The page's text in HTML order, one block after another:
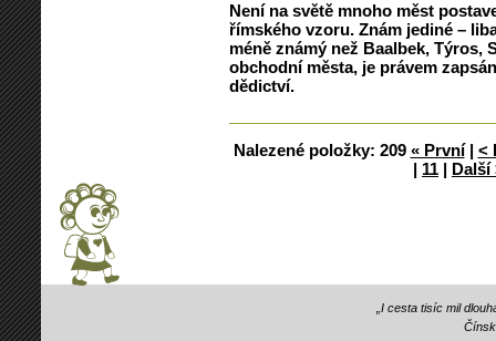
Není na světě mnoho měst
římského vzoru. Znám jediné –
méně známý než Baalbek, Týros,
obchodní města, je právem
dědictví.
Nalezené položky: 209 « První| <
| 11 | Další
„I cesta tisíc mil